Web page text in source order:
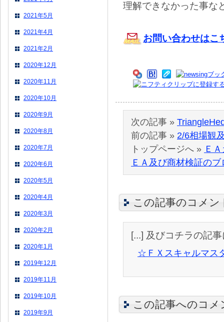
理解できなかった事な
お問い合わせはこ
次の記事 »
前の記事 » 2/6相場観
トップページへ » Ｅ
ＥＡ及び商材検証のブ
この記事のコメン
[...] 及びコチラの記事
☆ＦＸスキャルマス
この記事へのコメ
2021年5月
2021年4月
2021年2月
2020年12月
2020年11月
2020年10月
2020年9月
2020年8月
2020年7月
2020年6月
2020年5月
2020年4月
2020年3月
2020年2月
2020年1月
2019年12月
2019年11月
2019年10月
2019年9月